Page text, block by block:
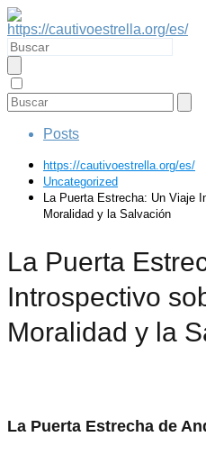
Posts
https://cautivoestrella.org/es/
Uncategorized
La Puerta Estrecha: Un Viaje
Moralidad y la Salvación
La Puerta
Introspectivo
Moralidad y la
La Puerta Estrecha de